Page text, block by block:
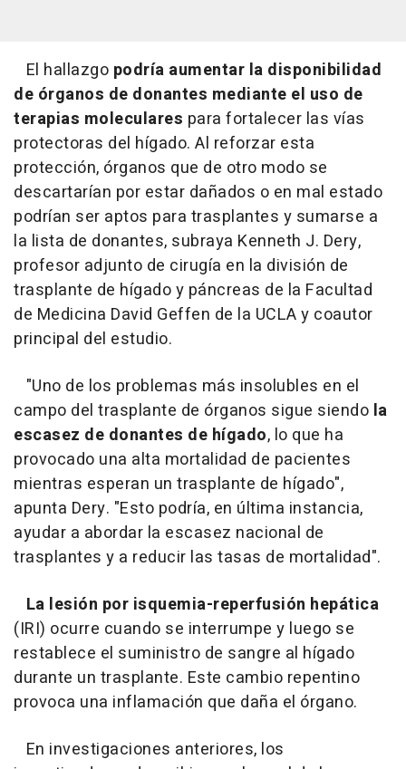
El hallazgo podría aumentar la disponibilidad
de órganos de donantes mediante el uso de
terapias moleculares para fortalecer las vías
protectoras del hígado. Al reforzar esta
protección, órganos que de otro modo se
descartarían por estar dañados o en mal estado
podrían ser aptos para trasplantes y sumarse a
la lista de donantes, subraya Kenneth J. Dery,
profesor adjunto de cirugía en la división de
trasplante de hígado y páncreas de la Facultad
de Medicina David Geffen de la UCLA y coautor
principal del estudio.
"Uno de los problemas más insolubles en el
campo del trasplante de órganos sigue siendo la
escasez de donantes de hígado, lo que ha
provocado una alta mortalidad de pacientes
mientras esperan un trasplante de hígado",
apunta Dery. "Esto podría, en última instancia,
ayudar a abordar la escasez nacional de
trasplantes y a reducir las tasas de mortalidad".
La lesión por isquemia-reperfusión hepática
(IRI) ocurre cuando se interrumpe y luego se
restablece el suministro de sangre al hígado
durante un trasplante. Este cambio repentino
provoca una inflamación que daña el órgano.
En investigaciones anteriores, los